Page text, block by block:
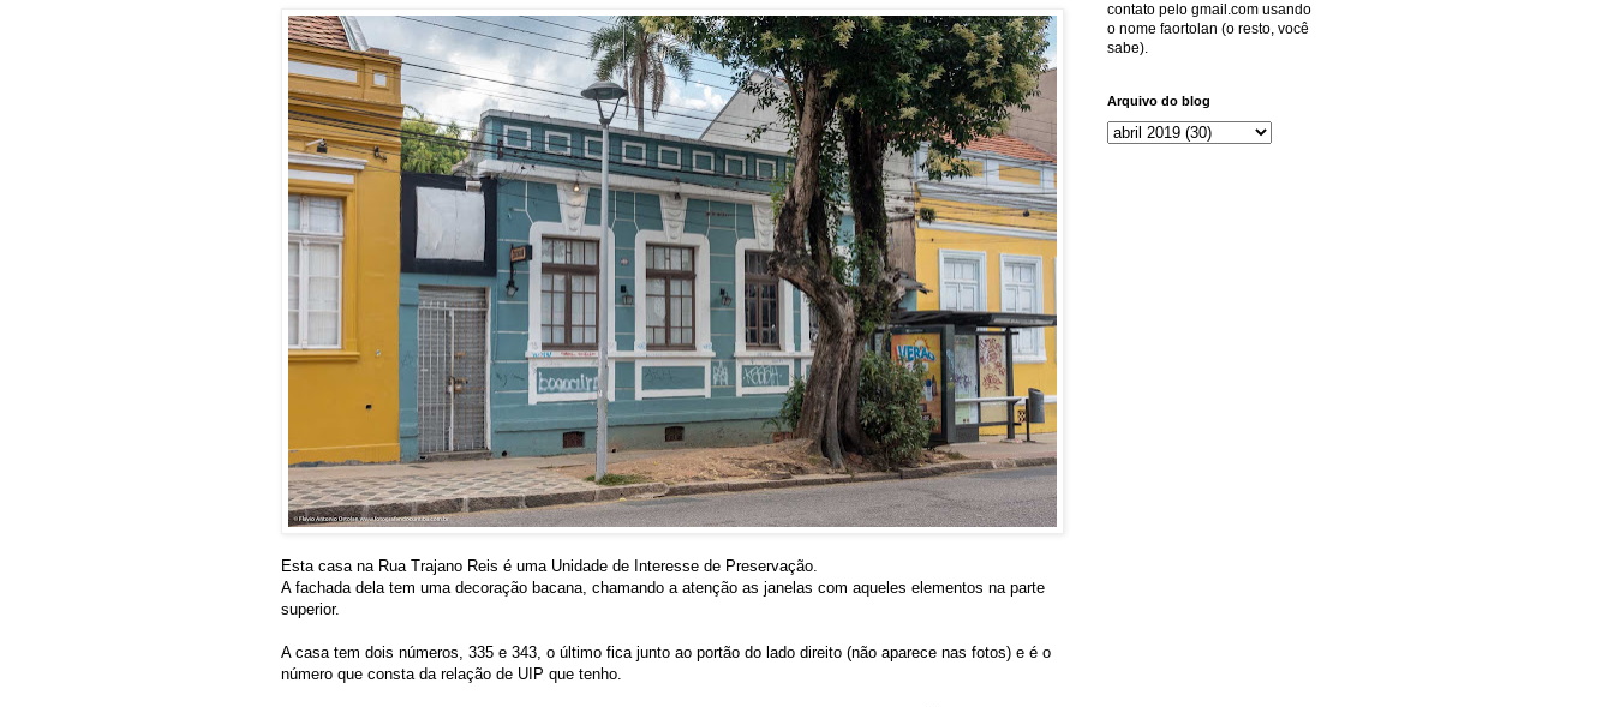
Esta casa na Rua Trajano Reis é uma Unidade de Interesse de Preservação.
A fachada dela tem uma decoração bacana, chamando a atenção as janelas com aqueles elementos na parte
superior.
A casa tem dois números, 335 e 343, o último fica junto ao portão do lado direito (não aparece nas fotos) e é o
número que consta da relação de UIP que tenho.
contato pelo gmail.com usando
o nome faortolan (o resto, você
sabe).
Arquivo do blog